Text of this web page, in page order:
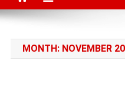
MONTH: NOVEMBER